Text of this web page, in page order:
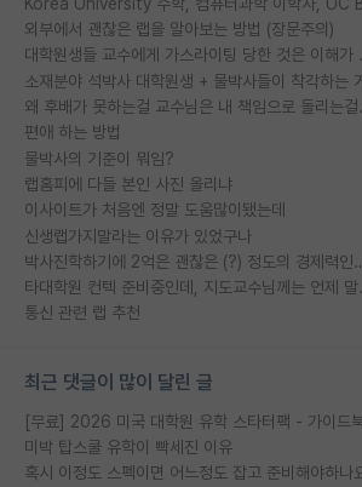
외부에서 괜찮은 랩을 알아보는 방법 (장문주의)
대학원
소재분야 석박사 대학원생 + 물박사들이 착각하는
왜 후
편애 하는 방법
물박사의 기준이 뭐임?
랩홈피에 다들 본인 사진 올리냐
이사이트가 처음엔 정말 도움많이됐는데
신생랩가지말라는 이유가 있었구나
박사진학하기에 2억
타대학
통신 관련 랩 추천
최근 댓글이 많이 달린 글
미박 탑스쿨 유학이 빡세진 이유
혹시 이정도 스펙이면 어느정도 잡고 준비해야하나